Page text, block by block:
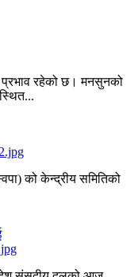
रहेको छ। मनसुनको
को केन्द्रीय समितिको